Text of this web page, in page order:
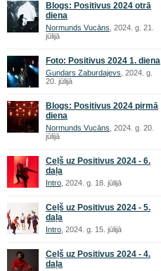
Blogs: Positivus 2024 otrā
diena
Normunds Vucāns , 2024. g. 21.
jūlijā
Foto: Positivus 2024 1. diena
Gundars Zaburdajevs , 2024. g.
20. jūlijā
Blogs: Positivus 2024 pirmā
diena
Normunds Vucāns , 2024. g. 20.
jūlijā
Ceļš uz Positivus 2024 - 6.
daļa
Intro , 2024. g. 18. jūlijā
Ceļš uz Positivus 2024 - 5.
daļa
Intro , 2024. g. 15. jūlijā
Ceļš uz Positivus 2024 - 4.
daļa